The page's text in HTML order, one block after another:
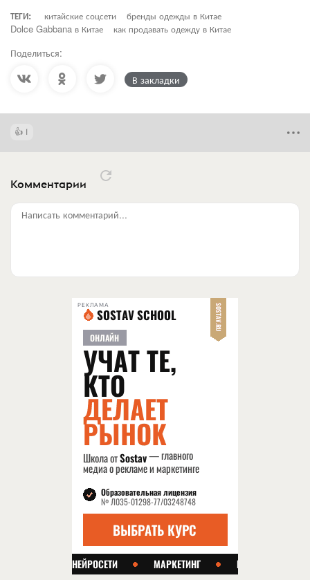
ТЕГИ:
китайские соцсети
бренды одежды в Китае
Dolce Gabbana в Китае
как продавать одежду в Китае
Поделиться:
В закладки
1
Комментарии
Написать комментарий...
РЕКЛАМА